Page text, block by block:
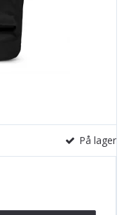
På lager